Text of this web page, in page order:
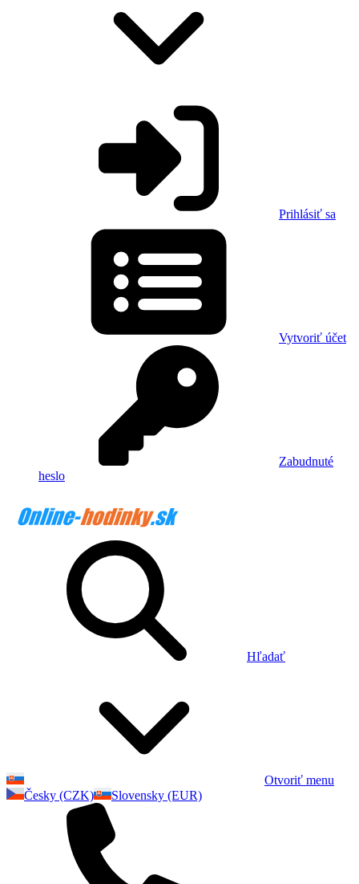
Prihlásiť sa
Vytvoriť účet
Zabudnuté
heslo
Hľadať
Otvoriť menu
Česky (CZK)
Slovensky (EUR)